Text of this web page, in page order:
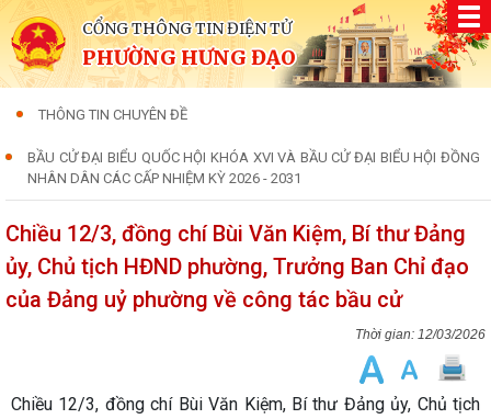
CỔNG THÔNG TIN ĐIỆN TỬ
PHƯỜNG HƯNG ĐẠO
THÔNG TIN CHUYÊN ĐỀ
BẦU CỬ ĐẠI BIỂU QUỐC HỘI KHÓA XVI VÀ BẦU CỬ ĐẠI BIỂU HỘI ĐỒNG
NHÂN DÂN CÁC CẤP NHIỆM KỲ 2026 - 2031
Chiều 12/3, đồng chí Bùi Văn Kiệm, Bí thư Đảng
ủy, Chủ tịch HĐND phường, Trưởng Ban Chỉ đạo
của Đảng uỷ phường về công tác bầu cử
12/03/2026
Chiều 12/3, đồng chí Bùi Văn Kiệm, Bí thư Đảng ủy, Chủ tịch